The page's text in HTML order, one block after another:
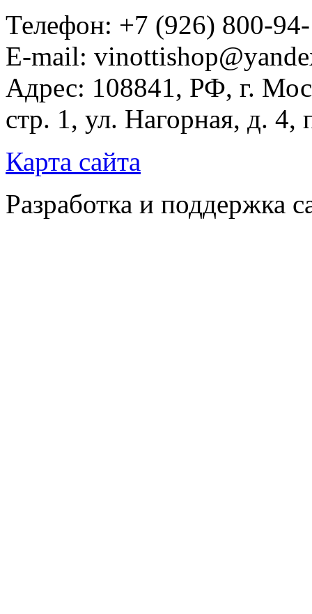
Телефон: +7 (926) 800-
E-mail:
Адрес: 108841, РФ, г.
стр. 1, ул. Нагорная, д.
Карта сайта
Разработка и поддержка